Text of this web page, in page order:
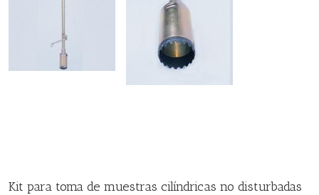
Kit para toma de muestras cilíndricas no disturbadas